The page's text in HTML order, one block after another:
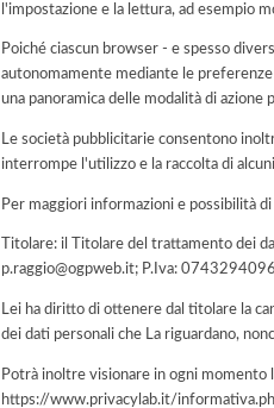
l'impostazione e la lettura, ad esempio
Poiché ciascun browser - e spesso
autonomamente mediante le
una panoramica delle modalità di
Le società pubblicitarie consentono
interrompe l'utilizzo e la raccolta di
Per maggiori informazioni e possibilità
Titolare: il Titolare del trattamento dei
p.raggio@ogpweb.it; P.Iva:
Lei ha diritto di ottenere dal titolare la
dei dati personali che La riguardano,
Potrà inoltre visionare in ogni
https://www.privacylab.it/